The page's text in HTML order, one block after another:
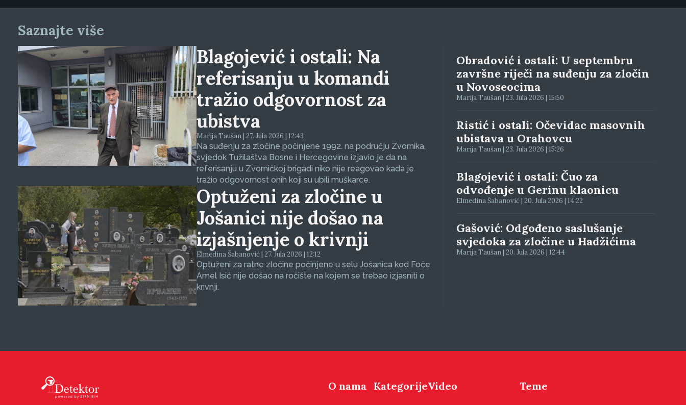
Saznajte više
Blagojević i ostali: Na
referisanju u komandi
tražio odgovornost za
ubistva
Marija Taušan | 27. Jula 2026 | 12:43
Na suđenju za zločine počinjene 1992. na području Zvornika,
svjedok Tužilaštva Bosne i Hercegovine izjavio je da na
referisanju u Zvorničkoj brigadi niko nije reagovao kada je
tražio odgovornost onih koji su ubili muškarce.
Optuženi za zločine u
Jošanici nije došao na
izjašnjenje o krivnji
Elmedina Šabanović | 27. Jula 2026 | 12:12
Optuženi za ratne zločine počinjene u selu Jošanica kod Foče
Amel Isić nije došao na ročište na kojem se trebao izjasniti o
krivnji.
Obradović i ostali: U septembru
završne riječi na suđenju za zločin
u Novoseocima
Marija Taušan | 23. Jula 2026 | 15:50
Ristić i ostali: Očevidac masovnih
ubistava u Orahovcu
Marija Taušan | 23. Jula 2026 | 15:26
Blagojević i ostali: Čuo za
odvođenje u Gerinu klaonicu
Elmedina Šabanović | 20. Jula 2026 | 14:22
Gašović: Odgođeno saslušanje
svjedoka za zločine u Hadžićima
Marija Taušan | 20. Jula 2026 | 12:44
O nama KategorijeVideo Teme